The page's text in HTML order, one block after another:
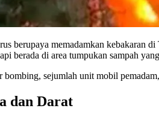
berupaya memadamkan kebakaran
berada di area tumpukan sampah
sejumlah unit mobil
dan Darat